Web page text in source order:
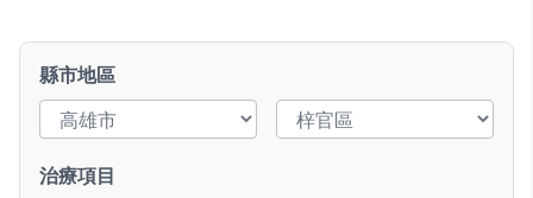
縣市地區
治療項目